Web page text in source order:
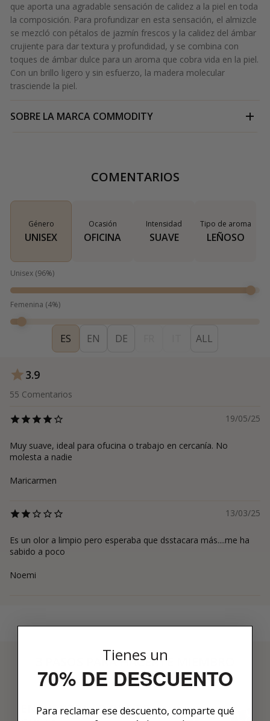
que aporta una agradable sensación de calidez a la piel en toda
la composición. Para profundizar en esta sensación, el almizcle
se mezcló con pétalos de jazmín frescos y la calidez del ámbar
crujiente para dar textura y profundidad, y se combina con
toques de ámbar dulce para un aroma que cobra vida en la piel.
Con un brillo ligero y sin esfuerzo, la madera molecular
trasciende la piel.
SOBRE LA MARCA COMMODITY
COMENTARIOS
Género
UNISEX
Ocasión
OFICINA
Intensidad
SUAVE
Tipo de aroma
LEÑOSO
Unisex (96%)
Femenina (4%)
ES EN DE ALL
3.9
55 Comentarios
19/05/25
Muy suave, ideal para ofucina o trabajo en cercanía. No
molesta a nadie
Maricarmen
13/03/25
Es un olor a limpio pero esperaba que dsstacara más....me ha
sabido a poco
Noemi
3 PASOS PARA HACERTE MIEMBRO
01
ENCUENTRA LO QUE TE
Tienes un
70% DE DESCUENTO
Para reclamar ese descuento, comparte qué